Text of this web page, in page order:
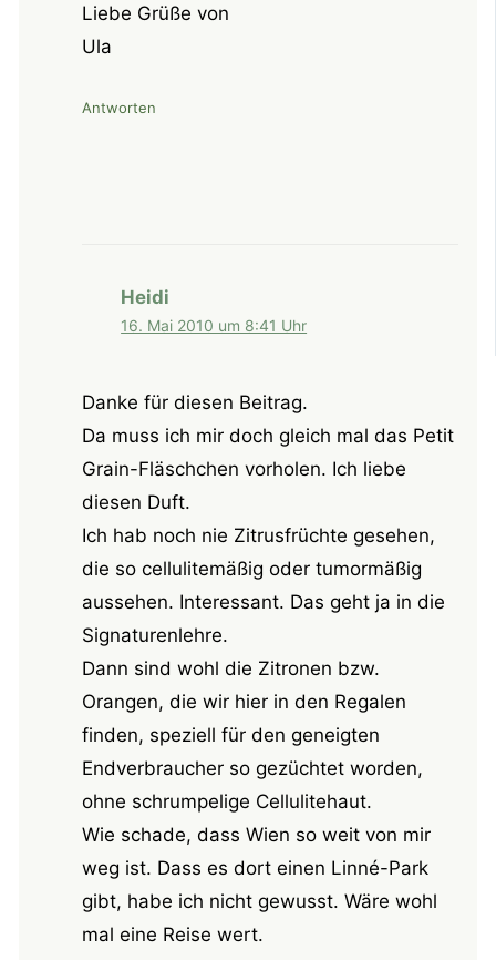
Liebe Grüße von
Ula
Antworten
Heidi
16. Mai 2010 um 8:41 Uhr
Danke für diesen Beitrag.
Da muss ich mir doch gleich mal das Petit
Grain-Fläschchen vorholen. Ich liebe
diesen Duft.
Ich hab noch nie Zitrusfrüchte gesehen,
die so cellulitemäßig oder tumormäßig
aussehen. Interessant. Das geht ja in die
Signaturenlehre.
Dann sind wohl die Zitronen bzw.
Orangen, die wir hier in den Regalen
finden, speziell für den geneigten
Endverbraucher so gezüchtet worden,
ohne schrumpelige Cellulitehaut.
Wie schade, dass Wien so weit von mir
weg ist. Dass es dort einen Linné-Park
gibt, habe ich nicht gewusst. Wäre wohl
mal eine Reise wert.